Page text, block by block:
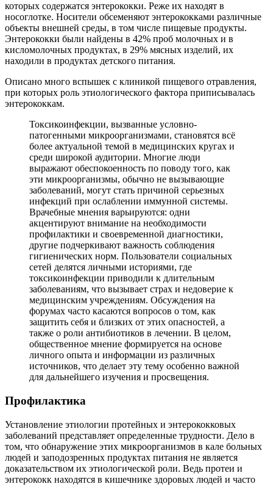
которых содержатся энтерококки. Реже их находят в
носоглотке. Носители обсеменяют энтерококками различные
объекты внешней среды, в том числе пищевые продукты.
Энтерококки были найдены в 42% проб молочных и в
кисломолочных продуктах, в 29% мясных изделий, их
находили в продуктах детского питания.
Описано много вспышек с клиникой пищевого отравления,
при которых роль этиологического фактора приписывалась
энтерококкам.
Токсикоинфекции, вызванные условно-
патогенными микроорганизмами, становятся всё
более актуальной темой в медицинских кругах и
среди широкой аудитории. Многие люди
выражают обеспокоенность по поводу того, как
эти микроорганизмы, обычно не вызывающие
заболеваний, могут стать причиной серьезных
инфекций при ослаблении иммунной системы.
Врачебные мнения варьируются: одни
акцентируют внимание на необходимости
профилактики и своевременной диагностики,
другие подчеркивают важность соблюдения
гигиенических норм. Пользователи социальных
сетей делятся личными историями, где
токсикоинфекции приводили к длительным
заболеваниям, что вызывает страх и недоверие к
медицинским учреждениям. Обсуждения на
форумах часто касаются вопросов о том, как
защитить себя и близких от этих опасностей, а
также о роли антибиотиков в лечении. В целом,
общественное мнение формируется на основе
личного опыта и информации из различных
источников, что делает эту тему особенно важной
для дальнейшего изучения и просвещения.
Профилактика
Установление этиологии протейных и энтерококковых
заболеваний представляет определенные трудности. Дело в
том, что обнаружение этих микроорганизмов в кале больных
людей и заподозренных продуктах питания не является
доказательством их этиологической роли. Ведь протеи и
энтерококк находятся в кишечнике здоровых людей и часто